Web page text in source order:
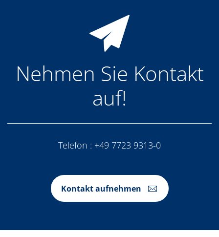
Nehmen Sie Kontakt
auf!
Telefon : +49 7723 9313-0
Kontakt aufnehmen